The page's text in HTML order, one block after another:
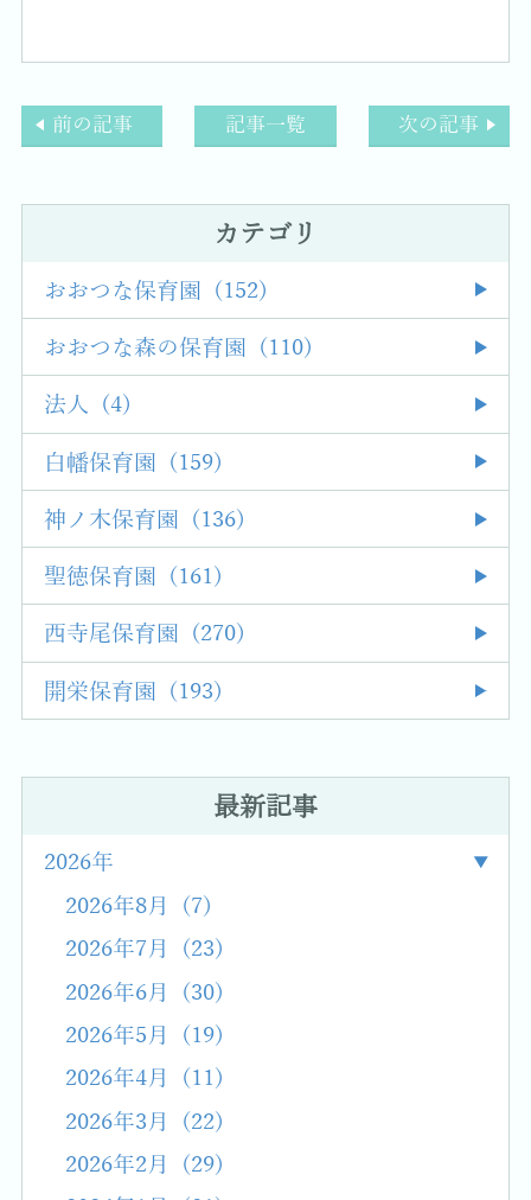
前の記事 記事一覧 次の記事
カテゴリ
おおつな保育園 (152)
おおつな森の保育園 (110)
法人 (4)
白幡保育園 (159)
神ノ木保育園 (136)
聖徳保育園 (161)
西寺尾保育園 (270)
開栄保育園 (193)
最新記事
2026年
2026年8月 (7)
2026年7月 (23)
2026年6月 (30)
2026年5月 (19)
2026年4月 (11)
2026年3月 (22)
2026年2月 (29)